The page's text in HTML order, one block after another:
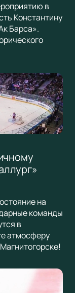
в
Константину
Барса».
на
команды
в
атмосферу